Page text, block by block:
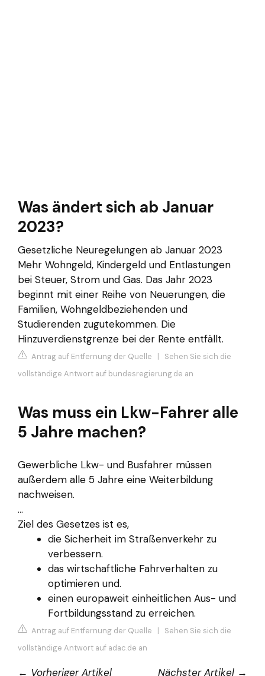
Was ändert sich ab Januar
2023?
Gesetzliche Neuregelungen ab Januar 2023
Mehr Wohngeld, Kindergeld und Entlastungen
bei Steuer, Strom und Gas. Das Jahr 2023
beginnt mit einer Reihe von Neuerungen, die
Familien, Wohngeldbeziehenden und
Studierenden zugutekommen. Die
Hinzuverdienstgrenze bei der Rente entfällt.
Antrag auf Entfernung der Quelle | Sehen Sie sich die
vollständige Antwort auf bundesregierung.de an
Was muss ein Lkw-Fahrer alle
5 Jahre machen?
Gewerbliche Lkw- und Busfahrer müssen
außerdem alle 5 Jahre eine Weiterbildung
nachweisen.
...
Ziel des Gesetzes ist es,
die Sicherheit im Straßenverkehr zu
verbessern.
das wirtschaftliche Fahrverhalten zu
optimieren und.
einen europaweit einheitlichen Aus- und
Fortbildungsstand zu erreichen.
Antrag auf Entfernung der Quelle | Sehen Sie sich die
vollständige Antwort auf adac.de an
← Vorheriger Artikel Nächster Artikel →